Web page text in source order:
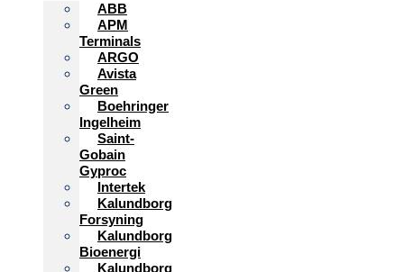
ABB
APM
Terminals
ARGO
Avista
Green
Boehringer
Ingelheim
Saint-
Gobain
Gyproc
Intertek
Kalundborg
Forsyning
Kalundborg
Bioenergi
Kalundborg